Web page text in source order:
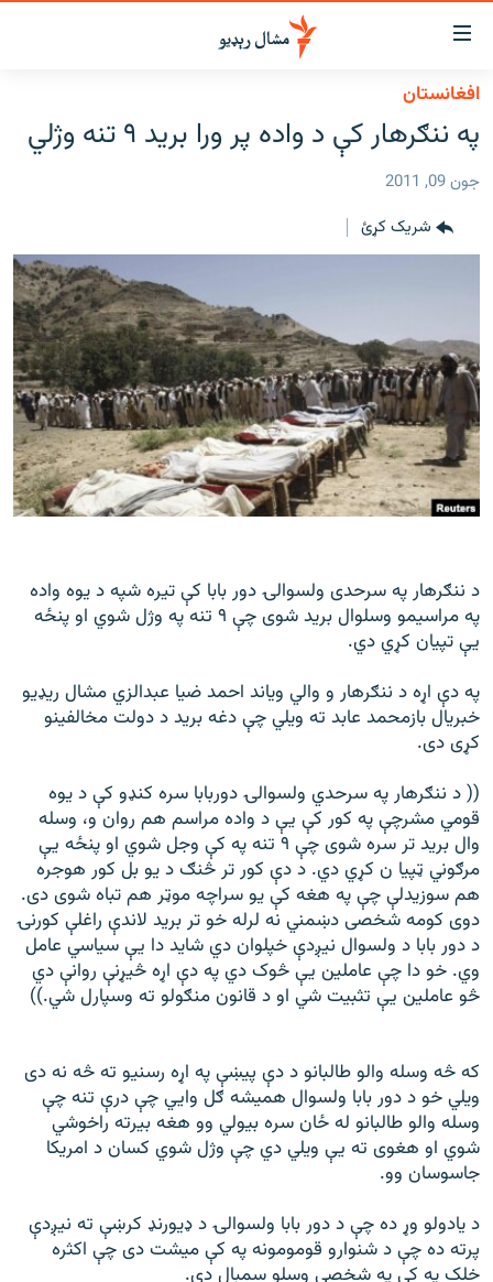
د
لاسرسي
ځای
پاڼې
موضوع
کورپاڼې
ته
لاړ
شئ
لټون
ته
ورشئ
لنډ خبرونه
پښتونخوا او قبایل
بلوچستان
نړۍ
ځانګړې مرکې، شننې
انځور او ویډیو
اوونیزې خپرونې
۱۴ ساعته راډیويي خپرونې
موږ وڅارئ
د ازادې اروپا راډیو ټولې ووبپاڼې
افغانستان
په ننګرهار کې د واده پر ورا برید ۹ تنه وژلي
جون 09, 2011
شریک کړئ
د ننګرهار په سرحدی ولسوالۍ دور بابا کې تیره شپه د یوه واده
په مراسیمو وسلوال برید شوی چې ۹ تنه په وژل شوي او پنځه
یې تپیان کړي دي.
په دې اړه د ننګرهار و والي ویاند احمد ضیا عبدالزي مشال ریډیو
خبریال بازمحمد عابد ته ویلي چې دغه برید د دولت مخالفینو
کړی دی.
(( د ننګرهار په سرحدي ولسوالۍ دوربابا سره کنډو کې د یوه
قومي مشرچې په کور کې یې د واده مراسم هم روان و، وسله
وال برید تر سره شوی چې ۹ تنه په کې وجل شوي او پنځه یې
مرګوني ټپیا ن کړي دي. د دې کور تر څنګ د یو بل کور هوجره
هم سوزیدلې چې په هغه کې یو سراچه موټر هم تباه شوی دی.
دوی کومه شخصی دښمني نه لرله خو تر برید لاندې راغلې کورنۍ
د دور بابا د ولسوال نیږدې خپلوان دي شاید دا یې سیاسي عامل
وي. خو دا چې عاملین یې څوک دي په دې اړه څیړنې روانې دي
څو عاملین یې تثبیت شي او د قانون منګولو ته وسپارل شي.))
که څه وسله والو طالبانو د دې پيښې په اړه رسنیو ته څه نه دی
ويلي خو د دور بابا ولسوال همیشه ګل وايي چېدرې تنه چې
وسله والو طالبانو له ځان سره بیولي وو هغه بیرته راخوشي
شوي او هغوی ته یې ويلي دي چې وژل شوي کسان د امریکا
جاسوسان وو.
د یادولو وړ ده چې د دور بابا ولسوالۍ د ډیورنډ کرښې ته نیږدې
پرته ده چې د شنوارو قومومونه په کې میشت دی چې اکثره
خلک په کې په شخصی وسلو سمبال دی.